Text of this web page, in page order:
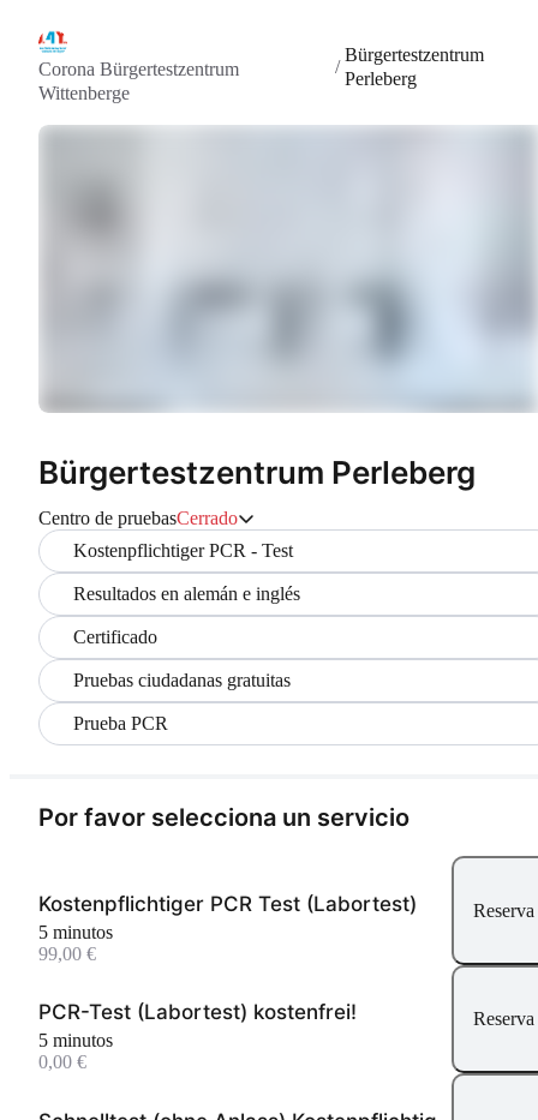
Corona Bürgertestzentrum
Wittenberge
/
Bürgertestzentrum
Perleberg
Bürgertestzentrum Perleberg
Centro de pruebasCerrado
Kostenpflichtiger PCR - Test
Resultados en alemán e inglés
Certificado
Pruebas ciudadanas gratuitas
Prueba PCR
Por favor selecciona un servicio
Kostenpflichtiger PCR Test (Labortest)
5 minutos
99,00 €
PCR-Test (Labortest) kostenfrei!
5 minutos
0,00 €